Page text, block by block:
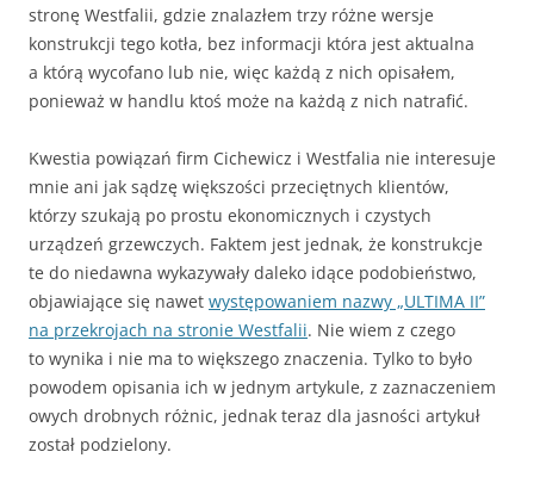
stronę Westfalii, gdzie znalazłem trzy różne wersje
konstrukcji tego kotła, bez informacji która jest aktualna
a którą wycofano lub nie, więc każdą z nich opisałem,
ponieważ w handlu ktoś może na każdą z nich natrafić.
Kwestia powiązań firm Cichewicz i Westfalia nie interesuje
mnie ani jak sądzę większości przeciętnych klientów,
którzy szukają po prostu ekonomicznych i czystych
urządzeń grzewczych. Faktem jest jednak, że konstrukcje
te do niedawna wykazywały daleko idące podobieństwo,
objawiające się nawet występowaniem nazwy „ULTIMA II”
na przekrojach na stronie Westfalii. Nie wiem z czego
to wynika i nie ma to większego znaczenia. Tylko to było
powodem opisania ich w jednym artykule, z zaznaczeniem
owych drobnych różnic, jednak teraz dla jasności artykuł
został podzielony.